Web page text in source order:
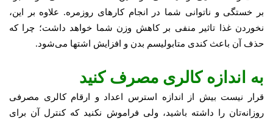
بر خستگی و ناتوانی شما در انجام کارهای روزمره. علاوه بر این،
نخوردن غذا تاثیر منفی بر کاهش وزن شما خواهد داشت؛ چرا که
حذف آن باعث کندی متابولیسم بدن و افزایش اشتها می‌شود.
به اندازه کالری مصرف کنید
قرار نیست بیش از اندازه استرس اعداد و ارقام کالری مصرفی
روزانه‌تان را داشته باشید، ولی فراموش نکنید که کنترل آن برای